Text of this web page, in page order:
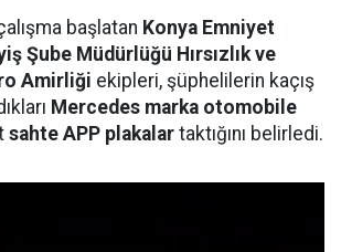
başlatan Konya Emniyet
Şube Müdürlüğü Hırsızlık ve
Amirliği ekipleri, şüphelilerin kaçış
Mercedes marka otomobile
sahte APP plakalar taktığını belirledi.